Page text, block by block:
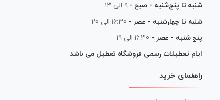
شنبه تا پنج‌شنبه - صبح - ۹ الی ۱۳
شنبه تا چهارشنبه - عصر - 16:30 الی 20
پنج شنبه - عصر - 16:30 الی 19
ایام تعطیلات رسمی فروشگاه تعطیل می باشد
راهنمای خرید